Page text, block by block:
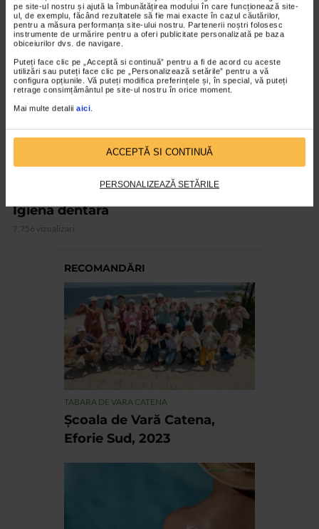
pe site-ul nostru și ajută la îmbunătățirea modului în care funcționează site-
ul, de exemplu, făcând rezultatele să fie mai exacte în cazul căutărilor,
pentru a măsura performanța site-ului nostru. Partenerii noștri folosesc
instrumente de urmărire pentru a oferi publicitate personalizată pe baza
obiceiurilor dvs. de navigare.
Puteți face clic pe „Acceptă si continuă” pentru a fi de acord cu aceste
utilizări sau puteți face clic pe „Personalizează setările” pentru a vă
configura opțiunile. Vă puteți modifica preferințele și, în special, vă puteți
retrage consimțământul pe site-ul nostru în orice moment.
Mai multe detalii aici.
ACCEPTĂ SI CONTINUĂ
PERSONALIZEAZĂ SETĂRILE
VIDEO
Igiena dentara
7.756 vizualizari
RECOMANDĂRI
TABARA DE VARA CATENA
Școala de Vară Catena,
Eforie Sud, 2023